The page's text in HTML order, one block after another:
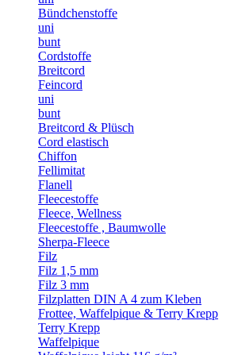
Bündchenstoffe
uni
bunt
Cordstoffe
Breitcord
Feincord
uni
bunt
Breitcord & Plüsch
Cord elastisch
Chiffon
Fellimitat
Flanell
Fleecestoffe
Fleece, Wellness
Fleecestoffe , Baumwolle
Sherpa-Fleece
Filz
Filz 1,5 mm
Filz 3 mm
Filzplatten DIN A 4 zum Kleben
Frottee, Waffelpique & Terry Krepp
Terry Krepp
Waffelpique